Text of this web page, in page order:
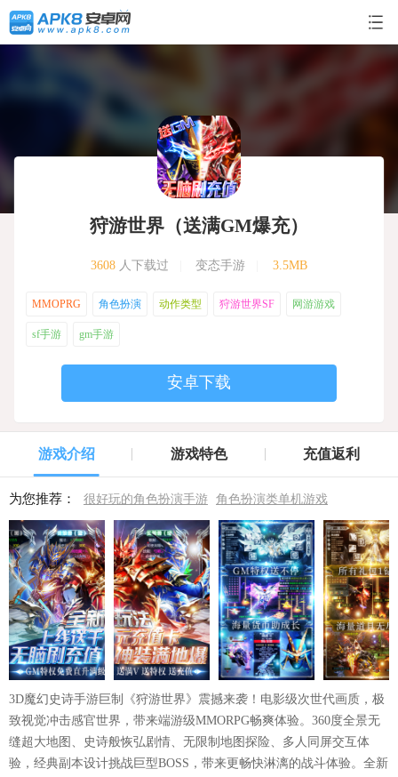
狩游世界（送满GM爆充）
3608 人下载过 变态手游 3.5MB
MMOPRG 角色扮演 动作类型 狩游世界SF 网游游戏
sf手游 gm手游
安卓下载
游戏介绍 游戏特色 充值返利
为您推荐： 很好玩的角色扮演手游 角色扮演类单机游戏
3D魔幻史诗手游巨制《狩游世界》震撼来袭！电影级次世代画质，极
致视觉冲击感官世界，带来端游级MMORPG畅爽体验。360度全景无
缝超大地图、史诗般恢弘剧情、无限制地图探险、多人同屏交互体
验，经典副本设计挑战巨型BOSS，带来更畅快淋漓的战斗体验。全新